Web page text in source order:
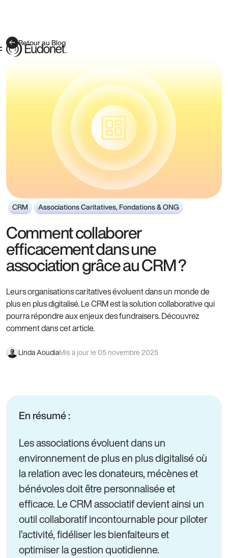
Retour au Blog
CRM Associations Caritatives, Fondations & ONG
Comment collaborer
efficacement dans une
association grâce au CRM ?
Leurs organisations caritatives évoluent dans un monde de
plus en plus digitalisé. Le CRM est la solution collaborative qui
pourra répondre aux enjeux des fundraisers. Découvrez
comment dans cet article.
Linda AoudiaMis à jour le 05 novembre 2025
En résumé :
Les associations évoluent dans un
environnement de plus en plus digitalisé où
la relation avec les donateurs, mécènes et
bénévoles doit être personnalisée et
efficace. Le CRM associatif devient ainsi un
outil collaboratif incontournable pour piloter
l’activité, fidéliser les bienfaiteurs et
optimiser la gestion quotidienne.